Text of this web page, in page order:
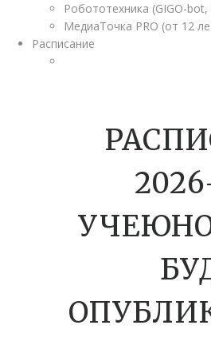
Робототехника (GIGO-
МедиаТочка PRO (от 12
Расписание